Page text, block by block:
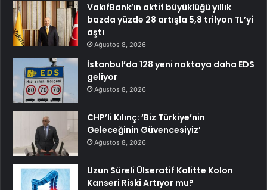
VakıfBank’ın aktif büyüklüğü yıllık
bazda yüzde 28 artışla 5,8 trilyon TL’yi
aştı
Ağustos 8, 2026
İstanbul’da 128 yeni noktaya daha EDS
geliyor
Ağustos 8, 2026
CHP’li Kılınç: ‘Biz Türkiye’nin
Geleceğinin Güvencesiyiz’
Ağustos 8, 2026
Uzun Süreli Ülseratif Kolitte Kolon
Kanseri Riski Artıyor mu?